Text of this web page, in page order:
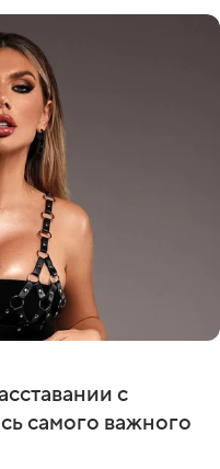
с
самого важного